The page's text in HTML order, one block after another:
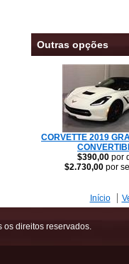
Outras opções
CORVETTE 2019
$390,00 por
$2.730,00por
Início
os direitos reservados.